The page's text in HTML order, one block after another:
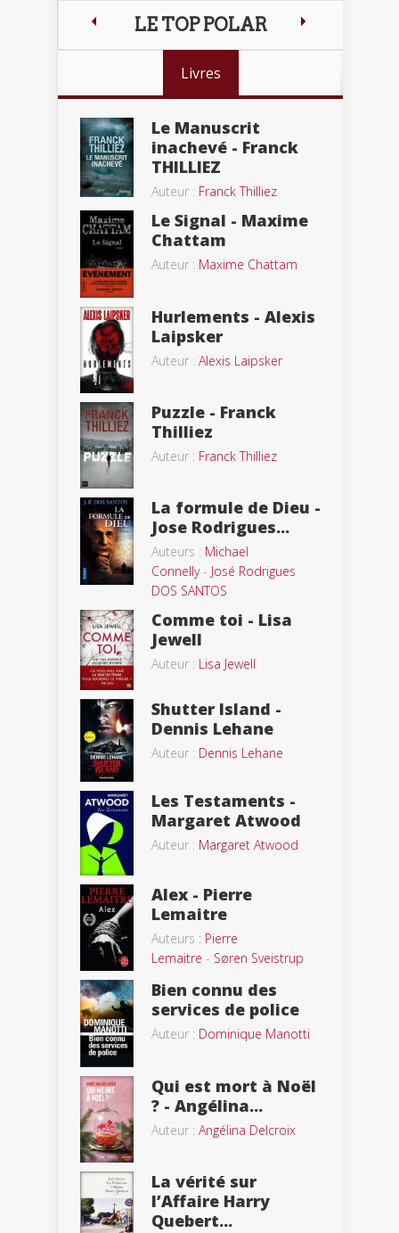
LE TOP POLAR
Livres
Le Manuscrit
inachevé - Franck
THILLIEZ
Auteur : Franck Thilliez
Le Signal - Maxime
Chattam
Auteur : Maxime Chattam
Hurlements - Alexis
Laipsker
Auteur : Alexis Laipsker
Puzzle - Franck
Thilliez
Auteur : Franck Thilliez
La formule de Dieu -
Jose Rodrigues...
Auteurs : Michael
Connelly- José Rodrigues
DOS SANTOS
Comme toi - Lisa
Jewell
Auteur : Lisa Jewell
Shutter Island -
Dennis Lehane
Auteur : Dennis Lehane
Les Testaments -
Margaret Atwood
Auteur : Margaret Atwood
Alex - Pierre
Lemaitre
Auteurs : Pierre
Lemaitre - Søren Sveistrup
Bien connu des
services de police
Auteur : Dominique Manotti
Qui est mort à Noël
? - Angélina...
Auteur : Angélina Delcroix
La vérité sur
l’Affaire Harry
Quebert...